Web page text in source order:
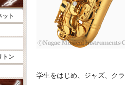
ット
トン
学生をはじめ、ジャズ、ク